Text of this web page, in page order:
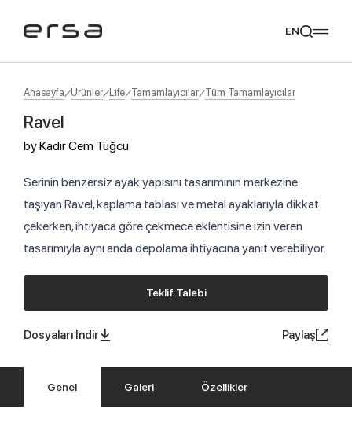
Popular searches
Tavsiye Ediyoruz
EN
Anasayfa Ürünler Life Tamamlayıcılar Tüm Tamamlayıcılar
Ravel
byKadir Cem Tuğcu
Serinin benzersiz ayak yapısını tasarımının merkezine
taşıyan Ravel, kaplama tablası ve metal ayaklarıyla dikkat
çekerken, ihtiyaca göre çekmece eklentisine izin veren
tasarımıyla aynı anda depolama ihtiyacına yanıt verebiliyor.
Teklif Talebi
Dosyaları İndir Paylaş
Genel Galeri Özellikler